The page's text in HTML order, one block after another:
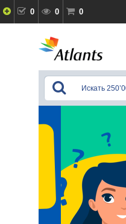
0 0 0